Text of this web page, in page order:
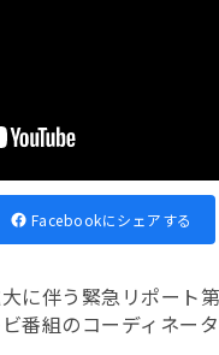
Facebookにシェアする
に伴う緊急リポート
番組のコーディネー